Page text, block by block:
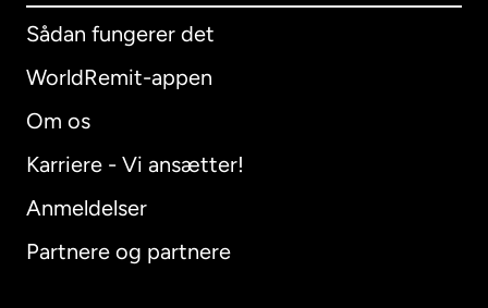
Sådan fungerer det
WorldRemit-appen
Om os
Karriere - Vi ansætter!
Anmeldelser
Partnere og partnere